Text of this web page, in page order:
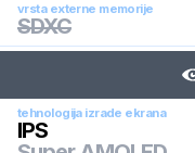
vrsta externe memorije
SDXC
tehnologija izrade ekrana
IPS